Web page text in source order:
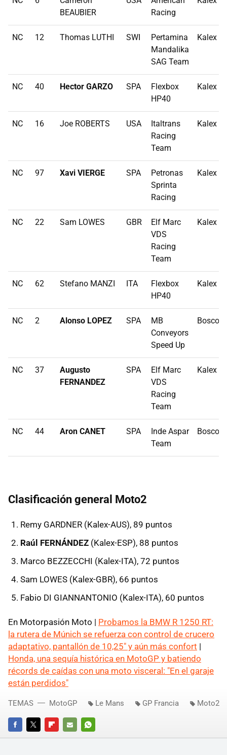
BEAUBIER
Racing
NC 12 Thomas LUTHI SWI
Pertamina
Mandalika
SAG Team
Kalex
NC 40 Hector GARZO SPA
Flexbox
HP40
Kalex
NC 16 Joe ROBERTS USA
Italtrans
Racing
Team
Kalex
NC 97 Xavi VIERGE SPA
Petronas
Sprinta
Racing
Kalex
NC 22 Sam LOWES GBR
Elf Marc
VDS
Racing
Team
Kalex
NC 62 Stefano MANZI ITA
Flexbox
HP40
Kalex
NC 2 Alonso LOPEZ SPA
MB
Conveyors
Speed Up
NC 37
Augusto
FERNANDEZ
SPA
Elf Marc
VDS
Racing
Team
Kalex
NC 44 Aron CANET SPA
Inde Aspar
Team
Clasificación general Moto2
Remy GARDNER (Kalex-AUS), 89 puntos
Raúl FERNÁNDEZ (Kalex-ESP), 88 puntos
Marco BEZZECCHI (Kalex-ITA), 72 puntos
Sam LOWES (Kalex-GBR), 66 puntos
Fabio DI GIANNANTONIO (Kalex-ITA), 60 puntos
En Motorpasión Moto | Probamos la BMW R 1250 RT:
la rutera de Múnich se refuerza con control de crucero
adaptativo, pantallón de 10,25" y aún más confort |
Honda, una sequía histórica en MotoGP y batiendo
récords de caídas con una moto visceral: "En el garaje
están perdidos"
FACEBOOKTWITTERFLIPBOARD
E-
WHATSAPP
TEMAS MotoGP Le Mans GP Francia Moto2